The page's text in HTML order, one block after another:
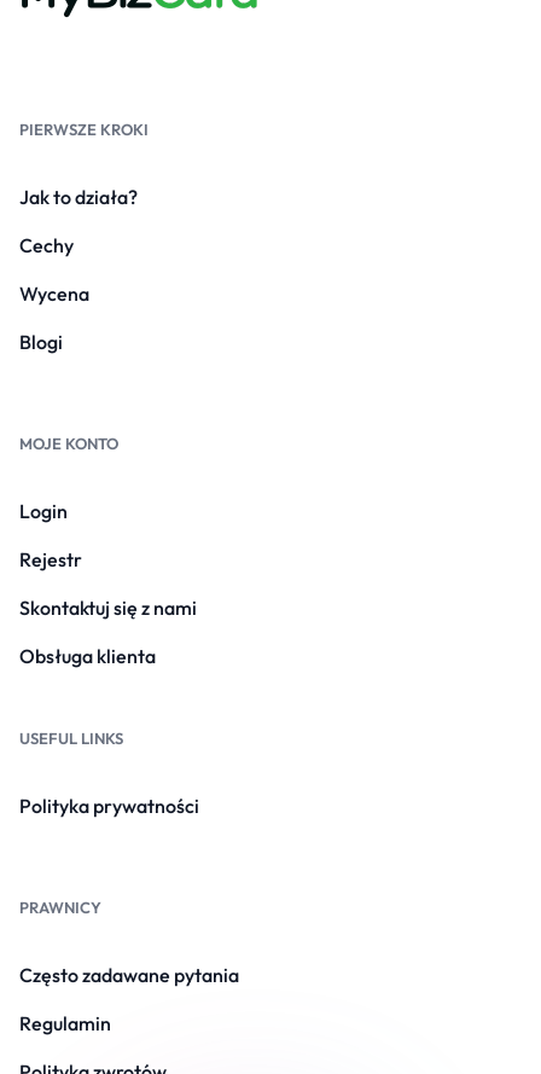
PIERWSZE KROKI
Jak to działa?
Cechy
Wycena
Blogi
MOJE KONTO
Login
Rejestr
Skontaktuj się z nami
Obsługa klienta
USEFUL LINKS
Polityka prywatności
PRAWNICY
Często zadawane pytania
Regulamin